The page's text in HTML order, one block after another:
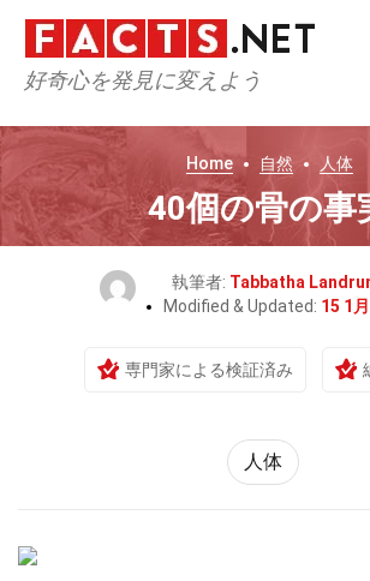
好奇心を発見に変えよう
Home 自然 人体
40個の骨の事
執筆者: Tabbatha
Modified & Updated: 15 1
専門家による検証済み
人体